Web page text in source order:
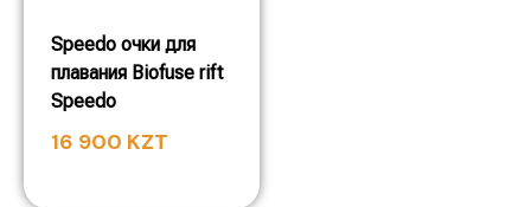
Speedo очки для
плавания Biofuse rift
Speedo
16 900 KZT